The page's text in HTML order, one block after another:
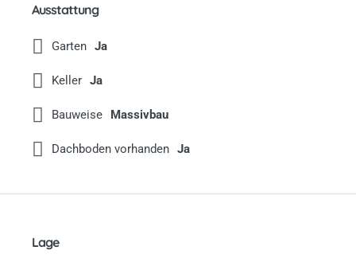
Ausstattung
Garten Ja
Keller Ja
Bauweise Massivbau
Dachboden vorhanden Ja
Lage